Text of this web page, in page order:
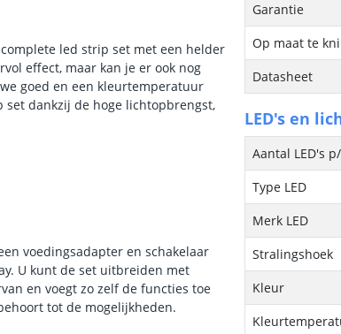
led strip set met een helder
effect, maar kan je er ook nog
goed en een kleurtemperatuur
set dankzij de hoge lichtopbrengst,
voedingsadapter en schakelaar
U kunt de set uitbreiden met
en voegt zo zelf de functies toe
tot de mogelijkheden.
Garantie
Op maat te
Datasheet
LED's en
Aantal LED's
Type LED
Merk LED
Stralingshoek
Kleur